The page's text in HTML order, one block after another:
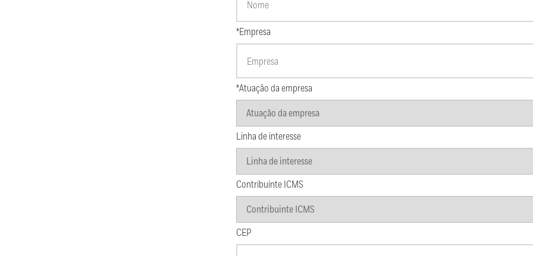
*Empresa
*Atuação da empresa
Linha de interesse
Contribuinte ICMS
CEP